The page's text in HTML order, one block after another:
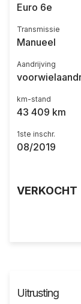
Euro 6e
Transmissie
Manueel
Aandrijving
km-stand
43 409 km
1ste inschr.
08/2019
VERKOCHT
Uitrusting